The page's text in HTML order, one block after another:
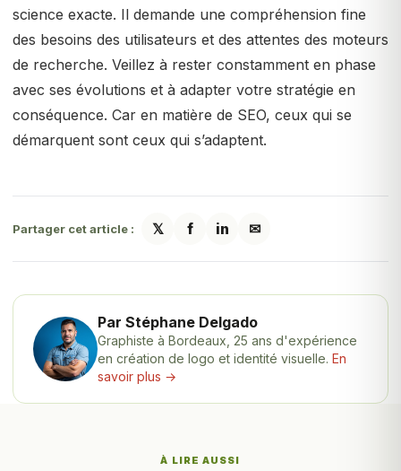
science exacte. Il demande une compréhension fine
des besoins des utilisateurs et des attentes des moteurs
de recherche. Veillez à rester constamment en phase
avec ses évolutions et à adapter votre stratégie en
conséquence. Car en matière de SEO, ceux qui se
démarquent sont ceux qui s’adaptent.
Partager cet article : 𝕏 f in ✉
Par Stéphane Delgado
Graphiste à Bordeaux, 25 ans d'expérience
en création de logo et identité visuelle. En
savoir plus →
À LIRE AUSSI